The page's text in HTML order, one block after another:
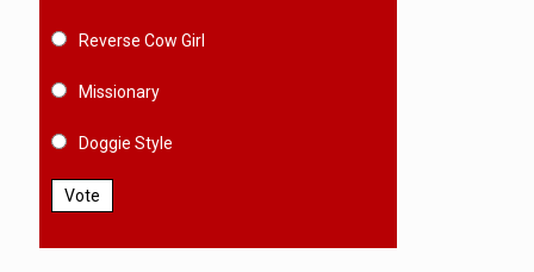
Reverse Cow Girl
Missionary
Doggie Style
Vote